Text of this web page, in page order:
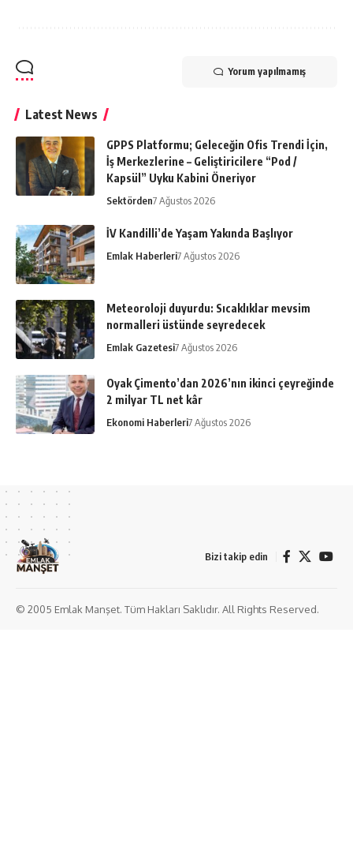
Yorum yapılmamış
Latest News
GPPS Platformu; Geleceğin Ofis Trendi İçin,
İş Merkezlerine – Geliştiricilere “Pod /
Kapsül” Uyku Kabini Öneriyor
Sektörden7 Ağustos 2026
İV Kandilli’de Yaşam Yakında Başlıyor
Emlak Haberleri7 Ağustos 2026
Meteoroloji duyurdu: Sıcaklıklar mevsim
normalleri üstünde seyredecek
Emlak Gazetesi7 Ağustos 2026
Oyak Çimento’dan 2026’nın ikinci çeyreğinde
2 milyar TL net kâr
Ekonomi Haberleri7 Ağustos 2026
Bizi takip edin
© 2005 Emlak Manşet. Tüm Hakları Saklıdır. All Rights Reserved.